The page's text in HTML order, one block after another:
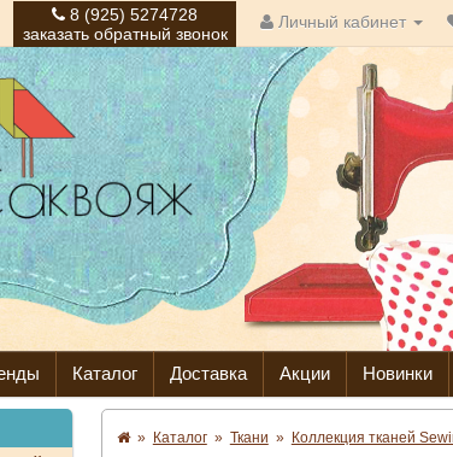
8 (925) 5274728
заказать обратный звонок
Личный кабинет
Каталог Доставка Акции Новинки
» Каталог » Ткани » Коллекция тканей